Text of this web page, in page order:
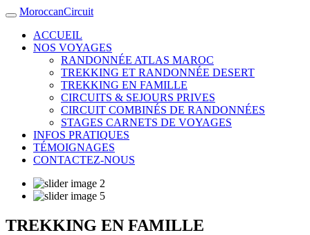
MoroccanCircuit
ACCUEIL
NOS VOYAGES
RANDONNÉE ATLAS MAROC
TREKKING ET RANDONNÉE DESERT
TREKKING EN FAMILLE
CIRCUITS & SEJOURS PRIVES
CIRCUIT COMBINÉS DE RANDONNÉES
STAGES CARNETS DE VOYAGES
INFOS PRATIQUES
TÉMOIGNAGES
CONTACTEZ-NOUS
TREKKING EN FAMILLE